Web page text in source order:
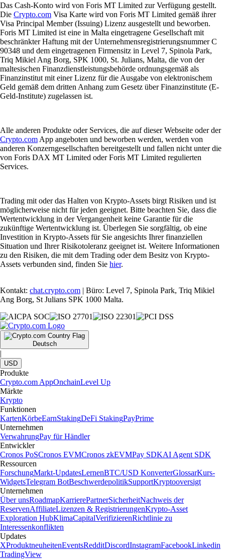
Das Cash-Konto wird von Foris MT Limited zur Verfügung gestellt.
Die Crypto.com Visa Karte wird von Foris MT Limited gemäß ihrer
Visa Principal Member (Issuing) Lizenz ausgestellt und beworben.
Foris MT Limited ist eine in Malta eingetragene Gesellschaft mit
beschränkter Haftung mit der Unternehmensregistrierungsnummer C
90348 und dem eingetragenen Firmensitz in Level 7, Spinola Park,
Triq Mikiel Ang Borg, SPK 1000, St. Julians, Malta, die von der
maltesischen Finanzdienstleistungsbehörde ordnungsgemäß als
Finanzinstitut mit einer Lizenz für die Ausgabe von elektronischem
Geld gemäß dem dritten Anhang zum Gesetz über Finanzinstitute (E-
Geld-Institute) zugelassen ist.
Alle anderen Produkte oder Services, die auf dieser Webseite oder der
Crypto.com App angeboten und beworben werden, werden von
anderen Konzerngesellschaften bereitgestellt und fallen nicht unter die
von Foris DAX MT Limited oder Foris MT Limited regulierten
Services.
Trading mit oder das Halten von Krypto-Assets birgt Risiken und ist
möglicherweise nicht für jeden geeignet. Bitte beachten Sie, dass die
Wertentwicklung in der Vergangenheit keine Garantie für die
zukünftige Wertentwicklung ist. Überlegen Sie sorgfältig, ob eine
Investition in Krypto-Assets für Sie angesichts Ihrer finanziellen
Situation und Ihrer Risikotoleranz geeignet ist. Weitere Informationen
zu den Risiken, die mit dem Trading oder dem Besitz von Krypto-
Assets verbunden sind, finden Sie hier.
Kontakt: chat.crypto.com | Büro: Level 7, Spinola Park, Triq Mikiel
Ang Borg, St Julians SPK 1000 Malta.
Deutsch
|
USD
Produkte
Crypto.com AppOnchainLevel Up
Märkte
Krypto
Funktionen
KartenKörbeEarnStakingDeFi StakingPayPrime
Unternehmen
VerwahrungPay für Händler
Entwickler
Cronos PoSCronos EVMCronos zkEVMPay SDKAI Agent SDK
Ressourcen
ForschungMarkt-UpdatesLernenBTC/USD KonverterGlossarKurs-
WidgetsTelegram BotBeschwerdepolitikSupportKryptooversigt
Unternehmen
Über unsRoadmapKarrierePartnerSicherheitNachweis der
ReservenAffiliateLizenzen & RegistrierungenKrypto-Asset
Exploration HubKlimaCapitalVerifizierenRichtlinie zu
Interessenkonflikten
Updates
XProduktneuheitenEventsRedditDiscordInstagramFacebookLinkedin
TradingView